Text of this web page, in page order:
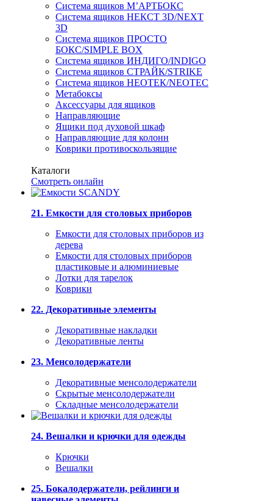
Система ящиков М’АРТБОКС
Система ящиков НЕКСТ 3D/NEXT
3D
Система ящиков ПРОСТО
БОКС/SIMPLE BOX
Система ящиков ИНДИГО/INDIGO
Система ящиков СТРАЙК/STRIKE
Система ящиков НЕОТЕК/NEOTEC
Метабоксы
Аксессуары для ящиков
Направляющие
Ящики под духовой шкаф
Направляющие для колонн
Коврики противоскользящие
Каталоги
Смотреть онлайн
21. Емкости для столовых приборов
Емкости для столовых приборов из
дерева
Емкости для столовых приборов
пластиковые и алюминиевые
Лотки для тарелок
Коврики
22. Декоративные элементы
Декоративные накладки
Декоративные ленты
23. Менсолодержатели
Декоративные менсолодержатели
Скрытые менсолодержатели
Складные менсолодержатели
24. Вешалки и крючки для одежды
Крючки
Вешалки
25. Бокалодержатели, рейлинги и